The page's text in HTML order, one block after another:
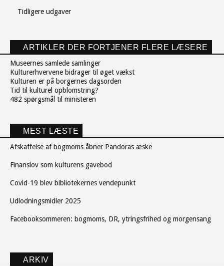
Tidligere udgaver
ARTIKLER DER FORTJENER FLERE LÆSERE
Museernes samlede samlinger
Kulturerhvervene bidrager til øget vækst
Kulturen er på borgernes dagsorden
Tid til kulturel opblomstring?
482 spørgsmål til ministeren
MEST LÆSTE
Afskaffelse af bogmoms åbner Pandoras æske
Finanslov som kulturens gavebod
Covid-19 blev bibliotekernes vendepunkt
Udlodningsmidler 2025
Facebooksommeren: bogmoms, DR, ytringsfrihed og morgensang
ARKIV